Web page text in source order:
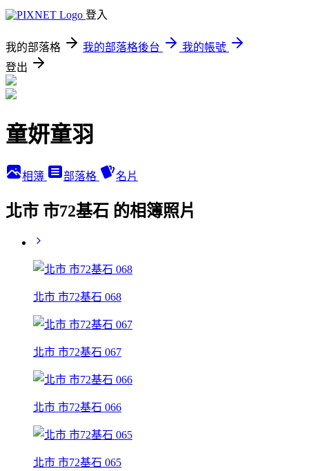
登入
我的部落格 我的部落格後台
我的帳號
登出
童妍童羽
相簿 部落格 名片
北市 市72基石 的相簿照片
北市 市72基石 068
北市 市72基石 067
北市 市72基石 066
北市 市72基石 065